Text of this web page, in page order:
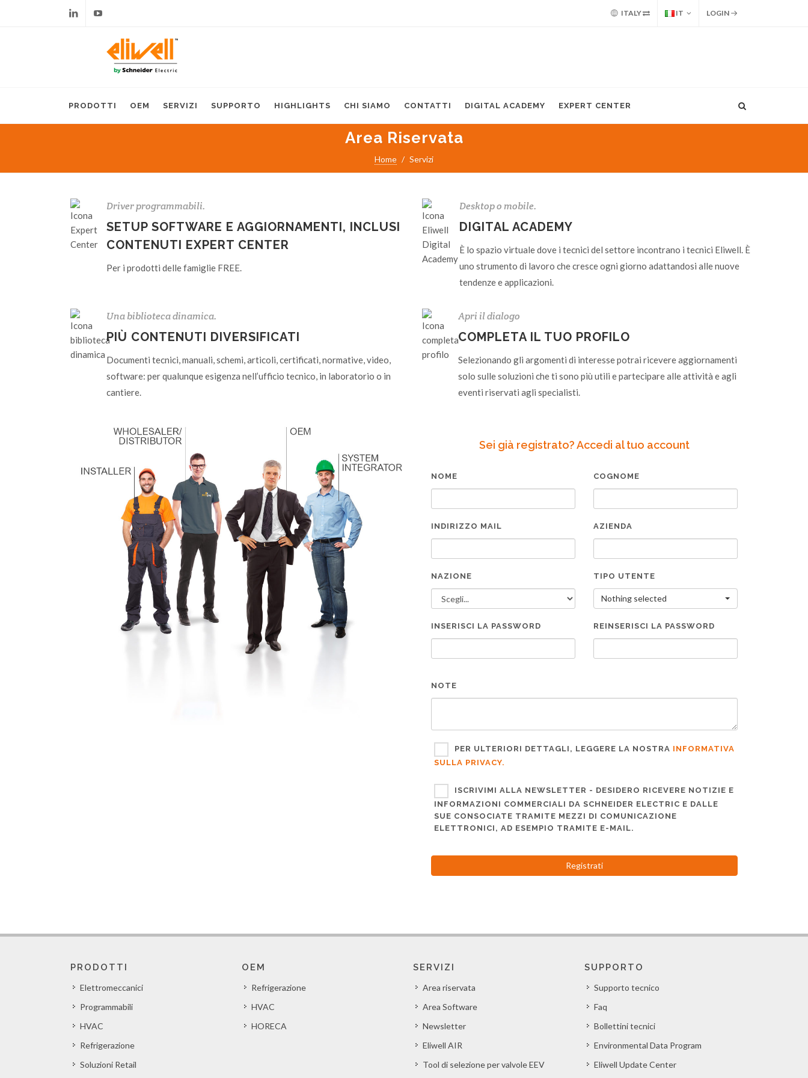
ITALY IT LOGIN
PRODOTTI OEM SERVIZI SUPPORTO HIGHLIGHTS CHI SIAMO CONTATTI DIGITAL ACADEMY EXPERT CENTER
Area Riservata
Home Servizi
Driver programmabili.
SETUP SOFTWARE E AGGIORNAMENTI, INCLUSI
CONTENUTI EXPERT CENTER
Per i prodotti delle famiglie FREE.
Desktop o mobile.
DIGITAL ACADEMY
È lo spazio virtuale dove i tecnici del settore incontrano i tecnici Eliwell. È
uno strumento di lavoro che cresce ogni giorno adattandosi alle nuove
tendenze e applicazioni.
Una biblioteca dinamica.
PIÙ CONTENUTI DIVERSIFICATI
Documenti tecnici, manuali, schemi, articoli, certificati, normative, video,
software: per qualunque esigenza nell’ufficio tecnico, in laboratorio o in
cantiere.
Apri il dialogo
COMPLETA IL TUO PROFILO
Selezionando gli argomenti di interesse potrai ricevere aggiornamenti
solo sulle soluzioni che ti sono più utili e partecipare alle attività e agli
eventi riservati agli specialisti.
Sei già registrato? Accedi al tuo account
NOME COGNOME
INDIRIZZO MAIL AZIENDA
NAZIONE TIPO UTENTE
Nothing selected
INSERISCI LA PASSWORD REINSERISCI LA PASSWORD
NOTE
PER ULTERIORI DETTAGLI, LEGGERE LA NOSTRA INFORMATIVA
SULLA PRIVACY.
ISCRIVIMI ALLA NEWSLETTER - DESIDERO RICEVERE NOTIZIE E
INFORMAZIONI COMMERCIALI DA SCHNEIDER ELECTRIC E DALLE
SUE CONSOCIATE TRAMITE MEZZI DI COMUNICAZIONE
ELETTRONICI, AD ESEMPIO TRAMITE E-MAIL.
Registrati
PRODOTTI
Elettromeccanici
Programmabili
HVAC
Refrigerazione
Soluzioni Retail
OEM
Refrigerazione
HVAC
HORECA
SERVIZI
Area riservata
Area Software
Newsletter
Eliwell AIR
Tool di selezione per valvole EEV
SUPPORTO
Supporto tecnico
Faq
Bollettini tecnici
Environmental Data Program
Eliwell Update Center